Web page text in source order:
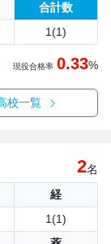
合計数
1(1)
現役合格率 0.33%
校一覧
2名
経
1(1)